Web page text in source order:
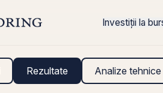
Investiții la
Rezultate Analize tehnice